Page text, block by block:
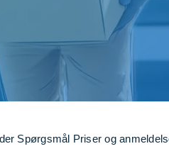
Spørgsmål Priser og